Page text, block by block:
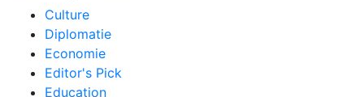
Culture
Diplomatie
Economie
Editor's Pick
Education